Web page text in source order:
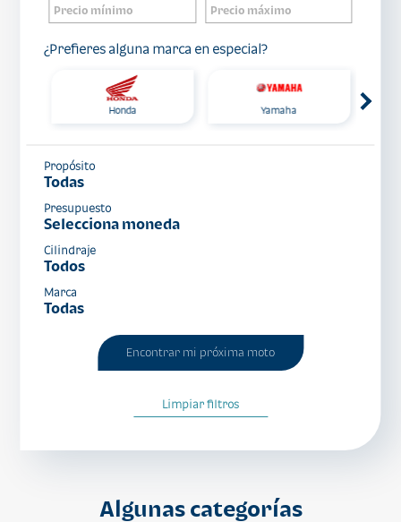
¿Prefieres alguna marca en especial?
Honda Yamaha
Propósito
Todas
Presupuesto
Selecciona moneda
Cilindraje
Todos
Marca
Todas
Encontrar mi próxima moto
Limpiar filtros
Algunas categorías